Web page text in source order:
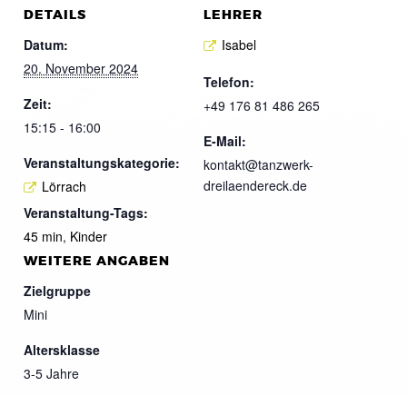
DETAILS
Datum:
20. November 2024
Zeit:
15:15 - 16:00
Veranstaltungskategorie:
Lörrach
Veranstaltung-Tags:
45 min, Kinder
LEHRER
Isabel
Telefon:
+49 176 81 486 265
E-Mail:
kontakt@tanzwerk-
dreilaendereck.de
WEITERE ANGABEN
Zielgruppe
Mini
Altersklasse
3-5 Jahre